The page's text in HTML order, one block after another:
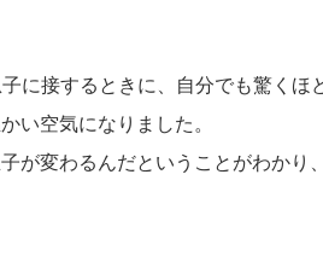
に接するときに、自分でも驚くほ
い空気になりました。
が変わるんだということがわかり